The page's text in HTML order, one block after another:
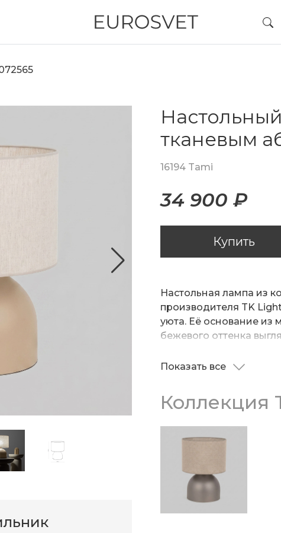
тканевым
16194 Tami
34 900 ₽
Купить
Настольная лампа из
производителя TK
уюта. Её основание из
бежевого оттенка
любого интерьера.
Главным акцентом
наполняя
отдыха или работы.
подчёркивая
Показать все
Коллекция